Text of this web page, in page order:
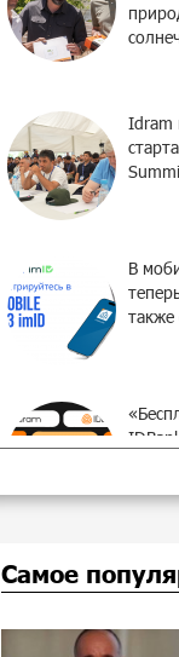
Idram
В
будет
Самое